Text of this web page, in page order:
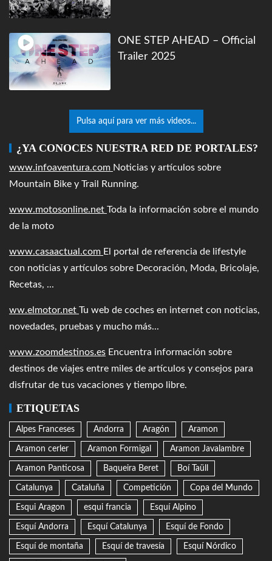
ONE STEP AHEAD – Official
Trailer 2025
Pulsa aquí para ver más videos...
¿YA CONOCES NUESTRA RED DE PORTALES?
www.infoaventura.com Noticias y artículos sobre
Mountain Bike y Trail Running.
www.motosonline.net Toda la información sobre el mundo
de la moto
www.casaactual.com El portal de referencia de lifestyle
con noticias y artículos sobre Decoración, Moda, Bricolaje,
Recetas, ...
ww.elmotor.net Tu web de coches en internet con noticias,
novedades, pruebas y mucho más...
www.zoomdestinos.es Encuentra información sobre
destinos de viajes entre miles de artículos y consejos para
disfrutar de tus vacaciones y tiempo libre.
ETIQUETAS
Alpes Franceses Andorra Aragón Aramon
Aramon cerler Aramon Formigal Aramon Javalambre
Aramon Panticosa Baqueira Beret Boí Taüll
Catalunya Cataluña Competición Copa del Mundo
Esqui Aragon esqui francia Esquí Alpino
Esquí Andorra Esquí Catalunya Esquí de Fondo
Esquí de montaña Esquí de travesía Esquí Nórdico